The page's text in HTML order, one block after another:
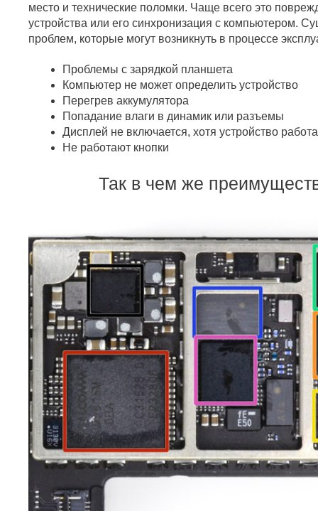
место и технические поломки. Чаще всего это
устройства или его синхронизация с компьютером.
проблем, которые могут возникнуть в процессе
Проблемы с зарядкой планшета
Компьютер не может определить устройство
Перегрев аккумулятора
Попадание влаги в динамик или разъемы
Дисплей не включается, хотя устройство
Не работают кнопки
Так в чем же